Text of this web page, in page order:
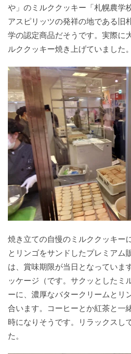
や」のミルククッキー「札幌農学
アスピリッツの発祥の地である旧
学の認定商品だそうです。実際に
ルククッキー焼き上げていました。
焼き立ての自慢のミルククッキー
とリンゴをサンドしたプレミアム
は、賞味期限が当日となっていま
ッケージ（です。サクッとしたミ
ーに、濃厚なバタークリームとリ
合います。コーヒーとか紅茶と一
時になりそうです。リラックスし
た。